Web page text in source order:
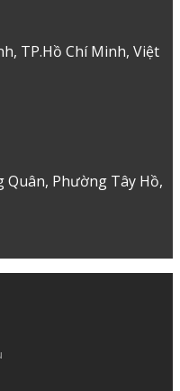
TP.Hồ Chí Minh, Việt
Quân, Phường Tây Hồ,